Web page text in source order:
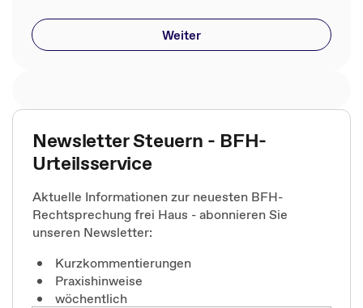
Weiter
Newsletter Steuern - BFH-
Urteilsservice
Aktuelle Informationen zur neuesten BFH-
Rechtsprechung frei Haus - abonnieren Sie
unseren Newsletter:
Kurzkommentierungen
Praxishinweise
wöchentlich